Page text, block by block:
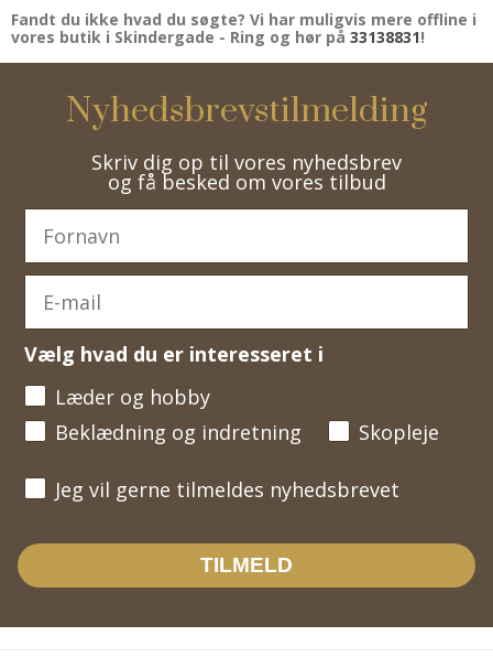
Fandt du ikke hvad du søgte? Vi har muligvis mere offline i
vores butik i Skindergade - Ring og hør på 33138831!
Nyhedsbrevstilmelding
Skriv dig op til vores nyhedsbrev
og få besked om vores tilbud
Vælg hvad du er interesseret i
Læder og hobby
Beklædning og indretning
Skopleje
Jeg vil gerne tilmeldes nyhedsbrevet
Jeg vil gerne tilmeldes nyhedsbrevet
TILMELD